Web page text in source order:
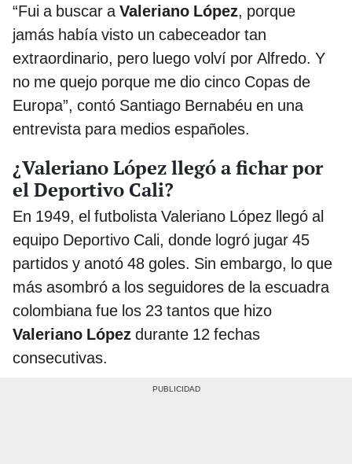
“Fui a buscar aValeriano López, porque
jamás había visto un cabeceador tan
extraordinario, pero luego volví por Alfredo. Y
no me quejo porque me dio cinco Copas de
Europa”, contó Santiago Bernabéu en una
entrevista para medios españoles.
¿Valeriano López llegó a fichar por
el Deportivo Cali?
En 1949, el futbolista Valeriano López llegó al
equipo Deportivo Cali, donde logró jugar 45
partidos y anotó 48 goles. Sin embargo, lo que
más asombró a los seguidores de la escuadra
colombiana fue los 23 tantos que hizo
Valeriano López durante 12 fechas
consecutivas.